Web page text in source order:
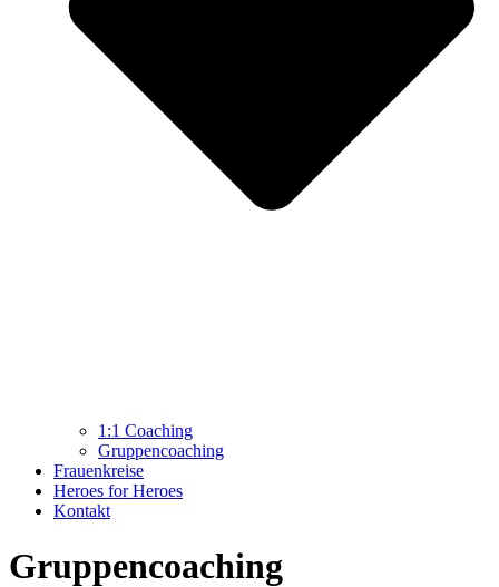
1:1 Coaching
Gruppencoaching
Frauenkreise
Heroes for Heroes
Kontakt
Gruppen­coaching